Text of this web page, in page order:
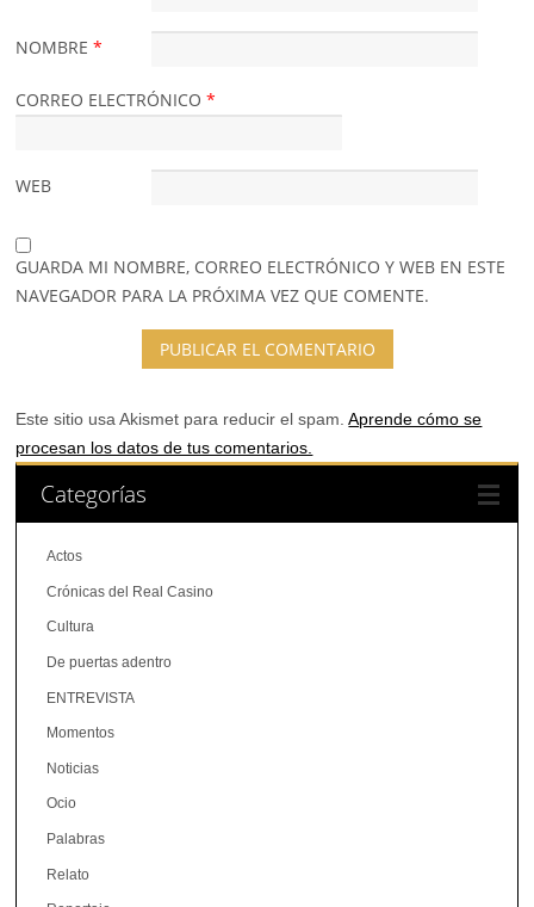
NOMBRE*
CORREO ELECTRÓNICO*
WEB
GUARDA MI NOMBRE, CORREO ELECTRÓNICO Y WEB EN ESTE
NAVEGADOR PARA LA PRÓXIMA VEZ QUE COMENTE.
Este sitio usa Akismet para reducir el spam.Aprende cómo se
procesan los datos de tus comentarios.
Categorías
Actos
Crónicas del Real Casino
Cultura
De puertas adentro
ENTREVISTA
Momentos
Noticias
Ocio
Palabras
Relato